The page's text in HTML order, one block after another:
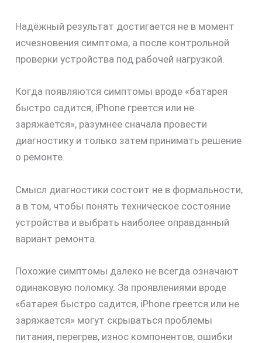
Надёжный результат достигается не в момент
исчезновения симптома, а после контрольной
проверки устройства под рабочей нагрузкой.
Когда появляются симптомы вроде «батарея
быстро садится, iPhone греется или не
заряжается», разумнее сначала провести
диагностику и только затем принимать решение
о ремонте.
Смысл диагностики состоит не в формальности,
а в том, чтобы понять техническое состояние
устройства и выбрать наиболее оправданный
вариант ремонта.
Похожие симптомы далеко не всегда означают
одинаковую поломку. За проявлениями вроде
«батарея быстро садится, iPhone греется или не
заряжается» могут скрываться проблемы
питания, перегрев, износ компонентов, ошибки
30%